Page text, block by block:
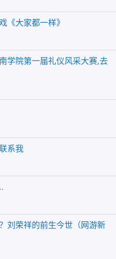
《大家都一样》
学院第一届礼仪风采大赛,去
系我
刘荣祥的前生今世（网游新